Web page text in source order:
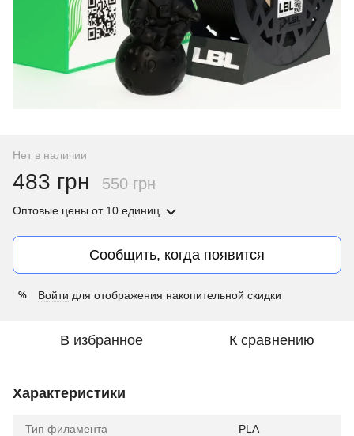
Нет в наличии
483 грн 550 грн
Оптовые цены от 10 единиц
Сообщить, когда появится
% Войти для отображения накопительной скидки
В избранное К сравнению
Характеристики
Тип филамента PLA